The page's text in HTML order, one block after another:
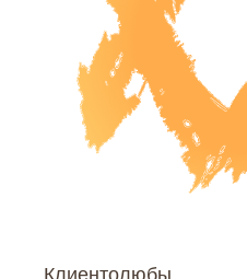
Клиентолюбы